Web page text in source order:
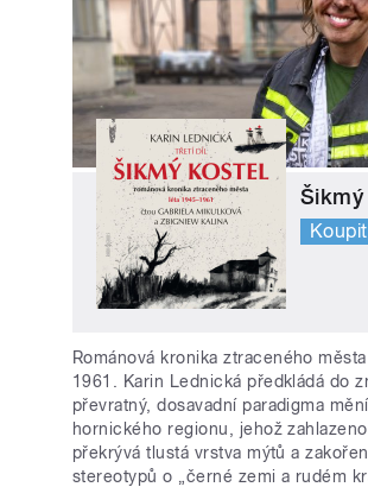
Koupit
Románová kronika ztraceného
1961. Karin Lednická předkládá do
převratný, dosavadní paradigma
hornického regionu, jehož
překrývá tlustá vrstva mýtů a
stereotypů o „černé zemi a rudém